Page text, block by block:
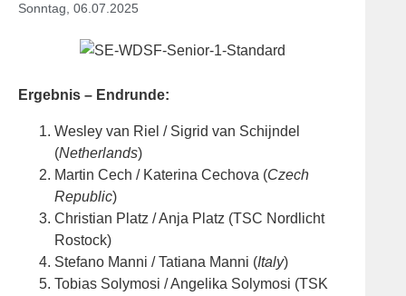
Sonntag, 06.07.2025
Ergebnis – Endrunde:
Wesley van Riel / Sigrid van Schijndel
(Netherlands)
Martin Cech / Katerina Cechova (Czech
Republic)
Christian Platz / Anja Platz (TSC Nordlicht
Rostock)
Stefano Manni / Tatiana Manni (Italy)
Tobias Solymosi / Angelika Solymosi (TSK